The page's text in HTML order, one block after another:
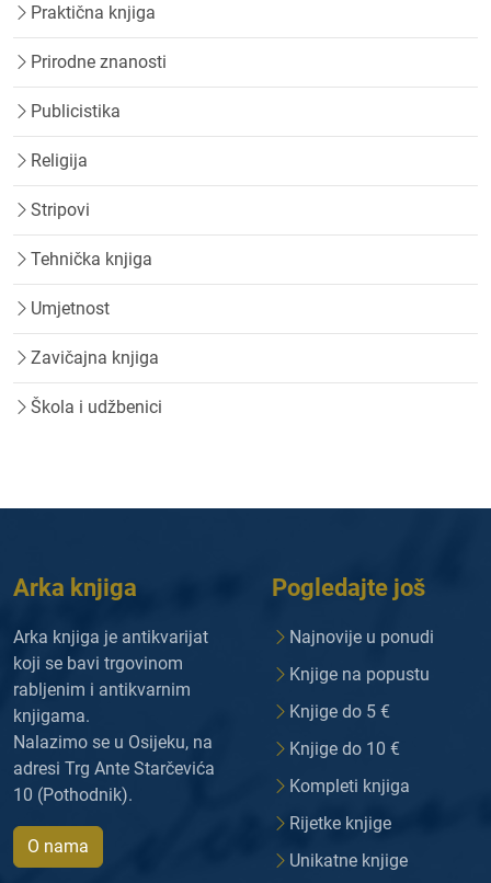
Praktična knjiga
Prirodne znanosti
Publicistika
Religija
Stripovi
Tehnička knjiga
Umjetnost
Zavičajna knjiga
Škola i udžbenici
Arka knjiga
Arka knjiga je antikvarijat
koji se bavi trgovinom
rabljenim i antikvarnim
knjigama.
Nalazimo se u Osijeku, na
adresi Trg Ante Starčevića
10 (Pothodnik).
O nama
Pogledajte još
Najnovije u ponudi
Knjige na popustu
Knjige do 5 €
Knjige do 10 €
Kompleti knjiga
Rijetke knjige
Unikatne knjige